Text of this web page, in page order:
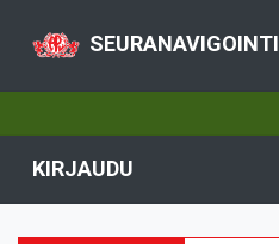
SEURANAVIGOINTI
KIRJAUDU